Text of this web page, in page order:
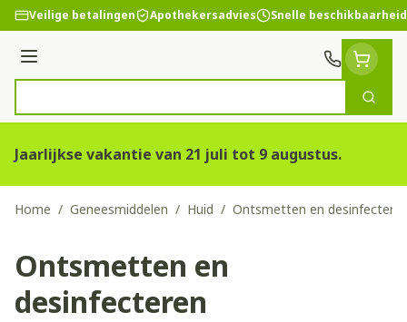
Ga naar de inhoud
Veilige betalingen Apothekersadvies Snelle beschikbaarheid
Menu
Zoek
Jaarlijkse vakantie van 21 juli tot 9 augustus.
Home / Geneesmiddelen / Huid / Ontsmetten en
Ontsmetten en
desinfecteren